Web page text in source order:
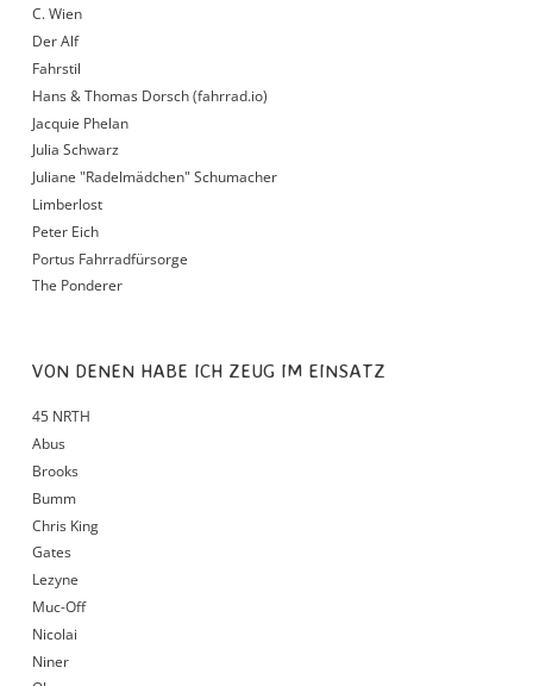
C. Wien
Der Alf
Fahrstil
Hans & Thomas Dorsch (fahrrad.io)
Jacquie Phelan
Julia Schwarz
Juliane "Radelmädchen" Schumacher
Limberlost
Peter Eich
Portus Fahrradfürsorge
The Ponderer
VON DENEN HABE ICH ZEUG IM EINSATZ
45 NRTH
Abus
Brooks
Bumm
Chris King
Gates
Lezyne
Muc-Off
Nicolai
Niner